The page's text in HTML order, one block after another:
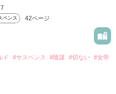
そして孤独なのか？
沢大和の過去の物語。
なって、今、開かれる。
るたった一人の親友。
る。
らの原点と対峙する。
る物語です。
ペンス 42ページ
ド #サスペンス #陰謀 #切ない #女帝